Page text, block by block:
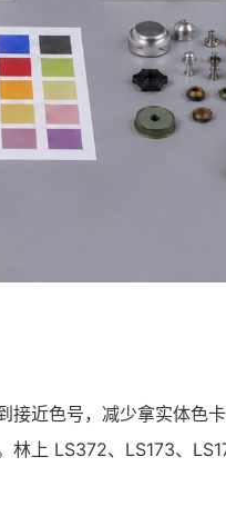
近色号，减少拿实体色
上 LS372、LS173、